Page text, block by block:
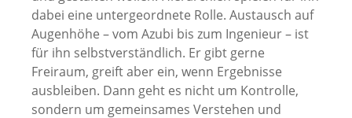
dabei eine untergeordnete Rolle. Austausch auf
Augenhöhe – vom Azubi bis zum Ingenieur – ist
für ihn selbstverständlich. Er gibt gerne
Freiraum, greift aber ein, wenn Ergebnisse
ausbleiben. Dann geht es nicht um Kontrolle,
sondern um gemeinsames Verstehen und